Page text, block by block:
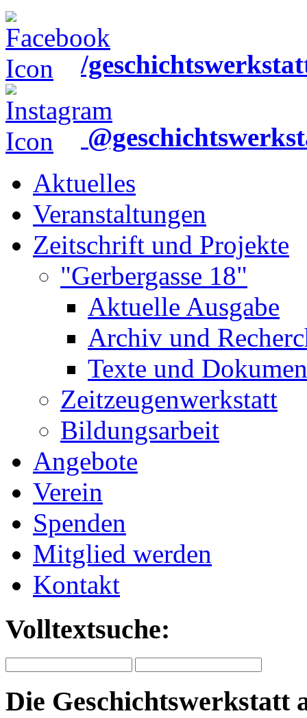
/
Aktuelles
Veranstaltungen
Zeitschrift und Projekte
"Gerbergasse 18"
Aktuelle Ausgabe
Archiv und
Texte und
Zeitzeugenwerkstatt
Bildungsarbeit
Angebote
Verein
Spenden
Mitglied werden
Kontakt
Volltextsuche:
Die Geschichtswerkstatt